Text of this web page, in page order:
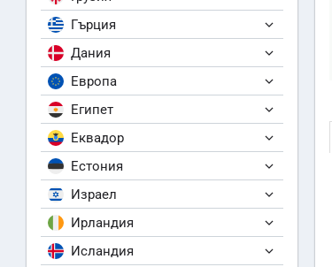
Гърция
Дания
Европа
Египет
Еквадор
Естония
Израел
Ирландия
Исландия